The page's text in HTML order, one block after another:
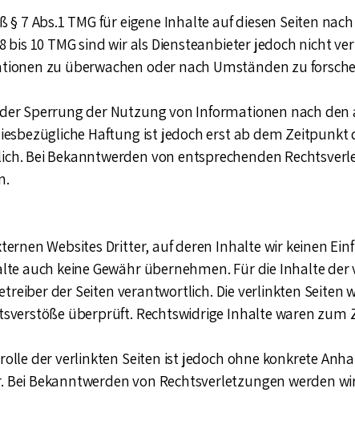
7 Abs.1 TMG für eigene Inhalte auf diesen Seiten
bis 10 TMG sind wir als Diensteanbieter jedoch nicht
zu überwachen oder nach Umständen zu
Sperrung der Nutzung von Informationen nach den
Haftung ist jedoch erst ab dem Zeitpunkt
Bei Bekanntwerden von entsprechenden
Websites Dritter, auf deren Inhalte wir keinen
auch keine Gewähr übernehmen. Für die Inhalte der
der Seiten verantwortlich. Die verlinkten
überprüft. Rechtswidrige Inhalte waren zum
der verlinkten Seiten ist jedoch ohne konkrete
Bekanntwerden von Rechtsverletzungen werden